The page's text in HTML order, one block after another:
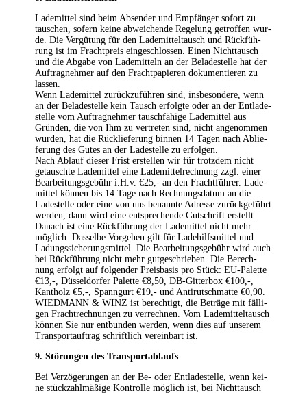
Lade­mit­tel sind beim Absen­der und Emp­fän­ger sofort zu
tau­schen, sofern kei­ne abwei­chen­de Rege­lung getrof­fen wur­
de. Die Ver­gü­tung für den Lade­mit­tel­tausch und Rück­füh­
rung ist im Fracht­preis ein­ge­schlos­sen. Einen Nicht­tausch
und die Abga­be von Lade­mit­teln an der Bela­de­stel­le hat der
Auf­trag­neh­mer auf den Fracht­pa­pie­ren doku­men­tie­ren zu
las­sen.
Wenn Lade­mit­tel zurück­zu­füh­ren sind, ins­be­son­de­re, wenn
an der Bela­de­stel­le kein Tausch erfolg­te oder an der Ent­la­de­
stel­le vom Auf­trag­neh­mer tausch­fä­hi­ge Lade­mit­tel aus
Grün­den, die von Ihm zu ver­tre­ten sind, nicht ange­nom­men
wur­den, hat die Rück­lie­fe­rung bin­nen 14 Tagen nach Ablie­
fe­rung des Gutes an der Lade­stel­le zu erfol­gen.
Nach Ablauf die­ser Frist erstel­len wir für trotz­dem nicht
getausch­te Lade­mit­tel eine Lade­mit­tel­rech­nung zzgl. einer
Bear­bei­tungs­ge­bühr i.H.v. €25,- an den Fracht­füh­rer. Lade­
mit­tel kön­nen bis 14 Tage nach Rech­nungs­da­tum an die
Lade­stel­le oder eine von uns benann­te Adres­se zurück­ge­führt
wer­den, dann wird eine ent­spre­chen­de Gut­schrift erstellt.
Danach ist eine Rück­füh­rung der Lade­mit­tel nicht mehr
mög­lich. Das­sel­be Vor­ge­hen gilt für Lade­hilfs­mit­tel und
Ladungs­si­che­rungs­mit­tel. Die Bear­bei­tungs­ge­bühr wird auch
bei Rück­füh­rung nicht mehr gut­ge­schrie­ben. Die Berech­
nung erfolgt auf fol­gen­der Preis­ba­sis pro Stück: EU-Palet­te
€13,-, Düs­sel­dor­fer Palet­te €8,50, DB-Git­ter­box €100,-,
Kant­holz €5,-, Spann­gurt €19,- und Anti­rut­sch­mat­te €0,90.
WIEDMANN & WINZ ist berech­tigt, die Beträ­ge mit fäl­li­
gen Fracht­rech­nun­gen zu ver­rech­nen. Vom Lade­mit­tel­tausch
kön­nen Sie nur ent­bun­den wer­den, wenn dies auf unse­rem
Trans­port­auf­trag schrift­lich ver­ein­bart ist.
9. Stö­run­gen des Transportablaufs
Bei Ver­zö­ge­run­gen an der Be- oder Ent­la­de­stel­le, wenn kei­
ne stück­zahl­mä­ßi­ge Kon­trol­le mög­lich ist, bei Nicht­tausch